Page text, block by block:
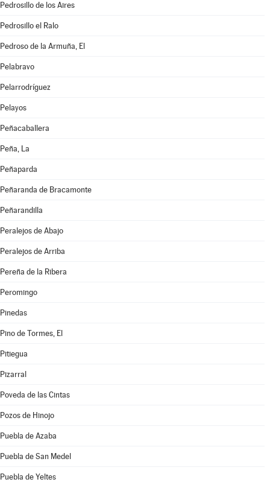
Pedrosillo de los Aires
Pedrosillo el Ralo
Pedroso de la Armuña, El
Pelabravo
Pelarrodríguez
Pelayos
Peñacaballera
Peña, La
Peñaparda
Peñaranda de Bracamonte
Peñarandilla
Peralejos de Abajo
Peralejos de Arriba
Pereña de la Ribera
Peromingo
Pinedas
Pino de Tormes, El
Pitiegua
Pizarral
Poveda de las Cintas
Pozos de Hinojo
Puebla de Azaba
Puebla de San Medel
Puebla de Yeltes